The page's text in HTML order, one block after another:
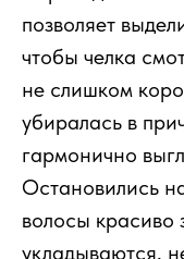
позволяет
чтобы челка
не слишком
убиралась в
гармонично
Остановились
волосы красиво
укладываются,